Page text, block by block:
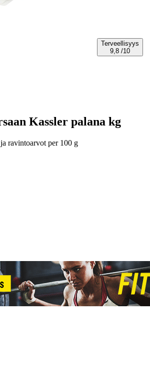
Terveellisyys
9,8 /10
Kassler palana kg
ravintoarvot per 100 g